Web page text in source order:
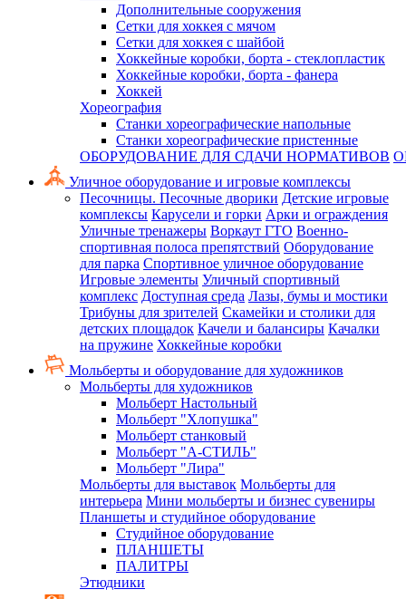
Дополнительные сооружения
Сетки для хоккея с мячом
Сетки для хоккея с шайбой
Хоккейные коробки, борта - стеклопластик
Хоккейные коробки, борта - фанера
Хоккей
Хореография
Станки хореографические напольные
Станки хореографические пристенные
ОБОРУДОВАНИЕ ДЛЯ СДАЧИ НОРМАТИВОВ
Уличное оборудование и игровые комплексы
Песочницы. Песочные дворики Детские игровые
комплексы Карусели и горки Арки и ограждения
Уличные тренажеры Воркаут ГТО Военно-
спортивная полоса препятствий Оборудование
для парка Спортивное уличное оборудование
Игровые элементы Уличный спортивный
комплекс Доступная среда Лазы, бумы и мостики
Трибуны для зрителей Скамейки и столики для
детских площадок Качели и балансиры Качалки
на пружине Хоккейные коробки
Мольберты и оборудование для художников
Мольберты для художников
Мольберт Настольный
Мольберт "Хлопушка"
Мольберт станковый
Мольберт "А-СТИЛЬ"
Мольберт "Лира"
Мольберты для выставок Мольберты для
интерьера Мини мольберты и бизнес сувениры
Планшеты и студийное оборудование
Студийное оборудование
ПЛАНШЕТЫ
ПАЛИТРЫ
Этюдники